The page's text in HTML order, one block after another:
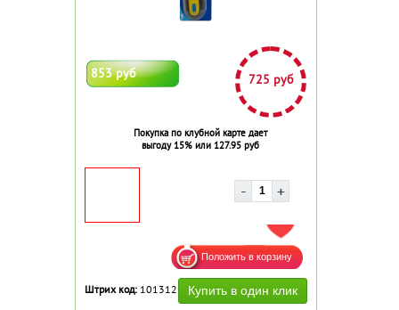
853 руб 725 руб
Покупка по клубной карте дает
выгоду 15% или 127.95 руб
ДОБАВИТЬ В ИЗБРАННОЕ
Штрих код: 101312